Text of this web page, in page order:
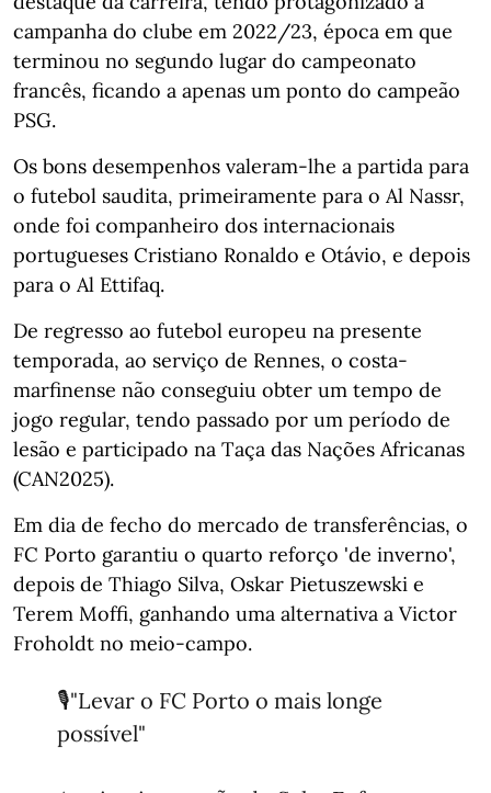
campanha do clube em 2022/23, época em que
terminou no segundo lugar do campeonato
francês, ficando a apenas um ponto do campeão
PSG.
Os bons desempenhos valeram-lhe a partida para
o futebol saudita, primeiramente para o Al Nassr,
onde foi companheiro dos internacionais
portugueses Cristiano Ronaldo e Otávio, e depois
para o Al Ettifaq.
De regresso ao futebol europeu na presente
temporada, ao serviço de Rennes, o costa-
marfinense não conseguiu obter um tempo de
jogo regular, tendo passado por um período de
lesão e participado na Taça das Nações Africanas
(CAN2025).
Em dia de fecho do mercado de transferências, o
FC Porto garantiu o quarto reforço 'de inverno',
depois de Thiago Silva, Oskar Pietuszewski e
Terem Moffi, ganhando uma alternativa a Victor
Froholdt no meio-campo.
🎙"Levar o FC Porto o mais longe
possível"